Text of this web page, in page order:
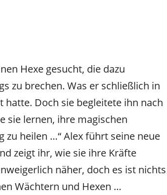
Hexe gesucht, die dazu
zu brechen. Was er schließlich in
hatte. Doch sie begleitete ihn nach
sie lernen, ihre magischen
zu heilen …“ Alex führt seine neue
zeigt ihr, wie sie ihre Kräfte
näher, doch es ist nichts
Wächtern und Hexen …